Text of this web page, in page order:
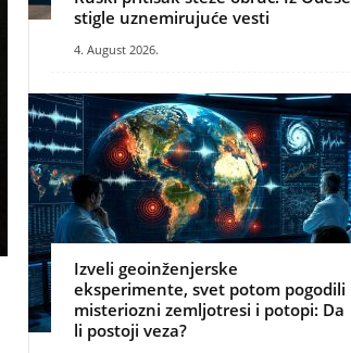
stigle uznemirujuće vesti
4. August 2026.
Izveli geoinženjerske
eksperimente, svet potom pogodili
misteriozni zemljotresi i potopi: Da
li postoji veza?